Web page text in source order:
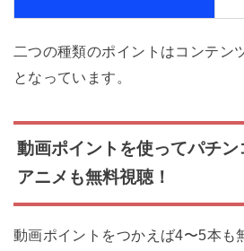
二つの種類のポイントはコンテン
となっています。
動画ポイントを使ってパチ
アニメも無料視聴！
動画ポイントをつかえば4〜5本も